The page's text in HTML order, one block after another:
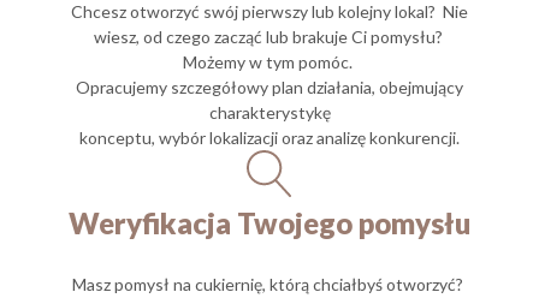
Chcesz otworzyć swój pierwszy lub kolejny lokal? Nie
wiesz, od czego zacząć lub brakuje Ci pomysłu?
Możemy w tym pomóc.
Opracujemy szczegółowy plan działania, obejmujący
charakterystykę
konceptu, wybór lokalizacji oraz analizę konkurencji.
Weryfikacja Twojego pomysłu
Masz pomysł na cukiernię, którą chciałbyś otworzyć?